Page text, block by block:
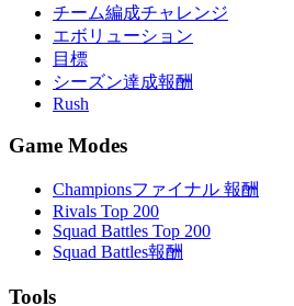
チーム編成チャレンジ
エボリューション
目標
シーズン達成報酬
Rush
Game Modes
Championsファイナル 報酬
Rivals Top 200
Squad Battles Top 200
Squad Battles報酬
Tools